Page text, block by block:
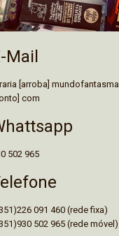
Mail
[arroba] mundofantasma
com
502 965
091 460 (rede fixa)
502 965 (rede móvel)